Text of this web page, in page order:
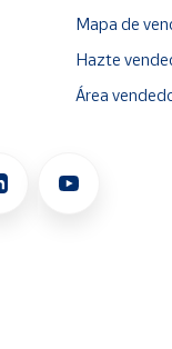
Mapa de
Hazte
Área